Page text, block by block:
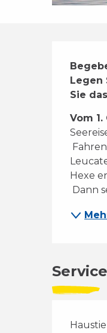
Legen
Sie
Vom
Hexe
Dann
Service